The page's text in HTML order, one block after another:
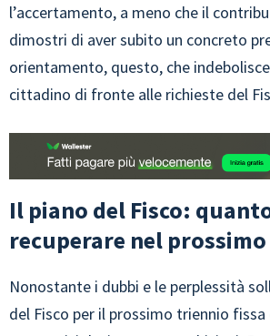
l’accertamento, a meno che il
dimostri di aver subito un concreto
orientamento, questo, che
cittadino di fronte alle richieste del
Il piano del Fisco:
recuperare nel
Nonostante i dubbi e le perplessità
del Fisco per il prossimo triennio